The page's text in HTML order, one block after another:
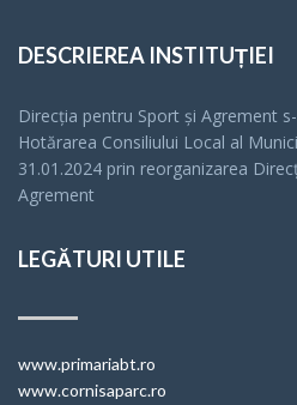
DESCRIEREA INSTITUȚIEI
Direcția pentru Sport și Agrement
Hotărarea Consiliului Local al
31.01.2024 prin reorganizarea
Agrement
LEGĂTURI UTILE
www.primariabt.ro
www.cornisaparc.ro